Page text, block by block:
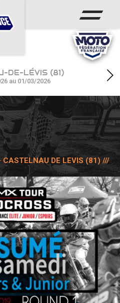
DE-LÉVIS (81)
au 01/03/2026
CASTELNAU DE LEVIS (81) ///